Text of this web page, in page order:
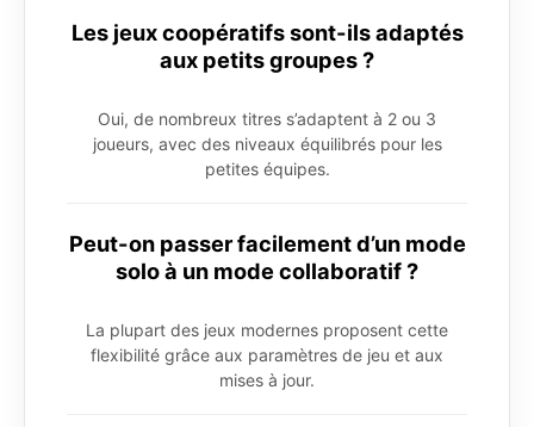
Les jeux coopératifs sont-ils adaptés
aux petits groupes ?
Oui, de nombreux titres s’adaptent à 2 ou 3
joueurs, avec des niveaux équilibrés pour les
petites équipes.
Peut-on passer facilement d’un mode
solo à un mode collaboratif ?
La plupart des jeux modernes proposent cette
flexibilité grâce aux paramètres de jeu et aux
mises à jour.